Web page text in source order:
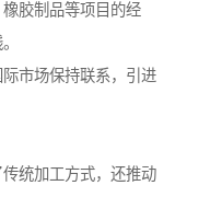
胶制品等项目的经
市场保持联系，引进
统加工方式，还推动